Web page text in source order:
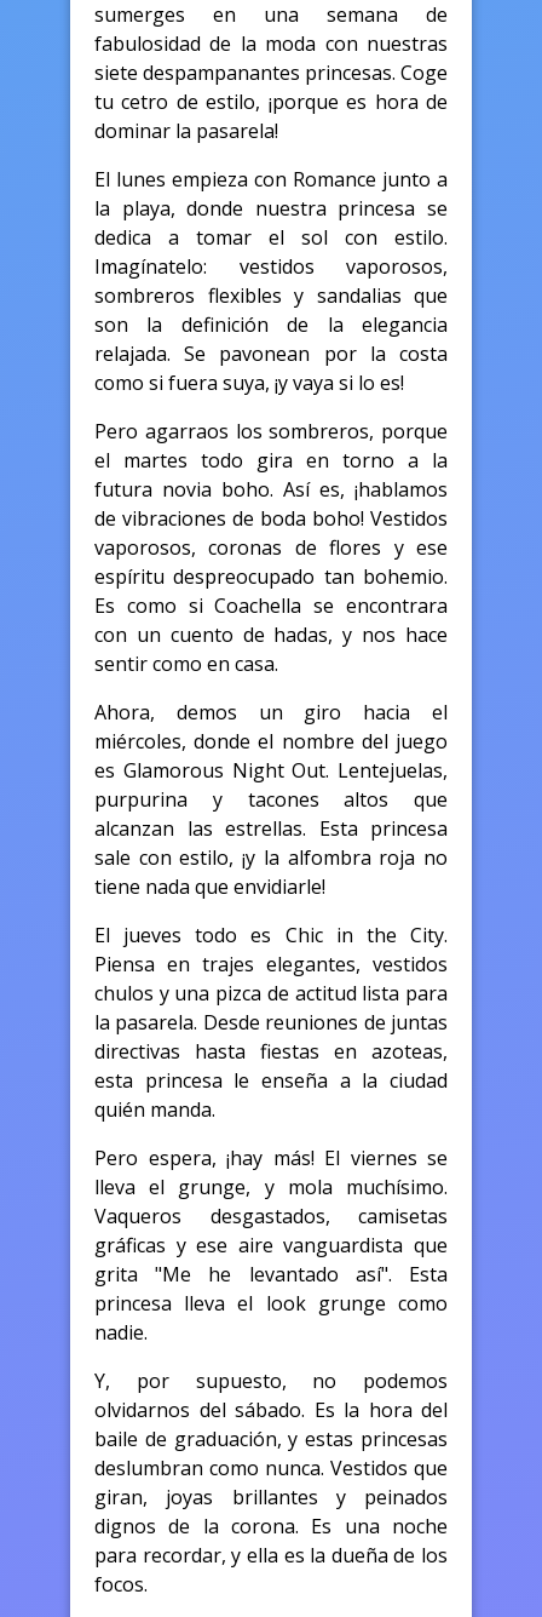
sumerges en una semana de
fabulosidad de la moda con nuestras
siete despampanantes princesas. Coge
tu cetro de estilo, ¡porque es hora de
dominar la pasarela!
El lunes empieza con Romance junto a
la playa, donde nuestra princesa se
dedica a tomar el sol con estilo.
Imagínatelo: vestidos vaporosos,
sombreros flexibles y sandalias que
son la definición de la elegancia
relajada. Se pavonean por la costa
como si fuera suya, ¡y vaya si lo es!
Pero agarraos los sombreros, porque
el martes todo gira en torno a la
futura novia boho. Así es, ¡hablamos
de vibraciones de boda boho! Vestidos
vaporosos, coronas de flores y ese
espíritu despreocupado tan bohemio.
Es como si Coachella se encontrara
con un cuento de hadas, y nos hace
sentir como en casa.
Ahora, demos un giro hacia el
miércoles, donde el nombre del juego
es Glamorous Night Out. Lentejuelas,
purpurina y tacones altos que
alcanzan las estrellas. Esta princesa
sale con estilo, ¡y la alfombra roja no
tiene nada que envidiarle!
El jueves todo es Chic in the City.
Piensa en trajes elegantes, vestidos
chulos y una pizca de actitud lista para
la pasarela. Desde reuniones de juntas
directivas hasta fiestas en azoteas,
esta princesa le enseña a la ciudad
quién manda.
Pero espera, ¡hay más! El viernes se
lleva el grunge, y mola muchísimo.
Vaqueros desgastados, camisetas
gráficas y ese aire vanguardista que
grita "Me he levantado así". Esta
princesa lleva el look grunge como
nadie.
Y, por supuesto, no podemos
olvidarnos del sábado. Es la hora del
baile de graduación, y estas princesas
deslumbran como nunca. Vestidos que
giran, joyas brillantes y peinados
dignos de la corona. Es una noche
para recordar, y ella es la dueña de los
focos.